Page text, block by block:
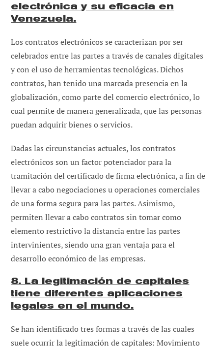
electrónica y su eficacia en
Venezuela.
Los contratos electrónicos se caracterizan por ser
celebrados entre las partes a través de canales digitales
y con el uso de herramientas tecnológicas. Dichos
contratos, han tenido una marcada presencia en la
globalización, como parte del comercio electrónico, lo
cual permite de manera generalizada, que las personas
puedan adquirir bienes o servicios.
Dadas las circunstancias actuales, los contratos
electrónicos son un factor potenciador para la
tramitación del certificado de firma electrónica, a fin de
llevar a cabo negociaciones u operaciones comerciales
de una forma segura para las partes. Asimismo,
permiten llevar a cabo contratos sin tomar como
elemento restrictivo la distancia entre las partes
intervinientes, siendo una gran ventaja para el
desarrollo económico de las empresas.
8. La legitimación de capitales
tiene diferentes aplicaciones
legales en el mundo.
Se han identificado tres formas a través de las cuales
suele ocurrir la legitimación de capitales: Movimiento